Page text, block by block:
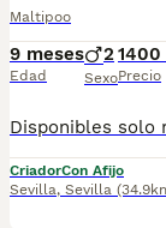
Maltipoo
9 meses
Edad
2
SexoPrecio
CriadorCon Afijo
Sevilla, Sevilla